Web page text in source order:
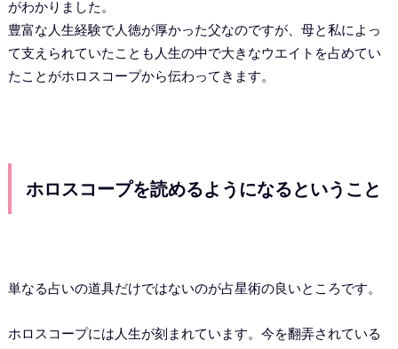
がわかりました。
豊富な人生経験で人徳が厚かった父なのですが、母と私によっ
て支えられていたことも人生の中で大きなウエイトを占めてい
たことがホロスコープから伝わってきます。
ホロスコープを読めるようになるということ
単なる占いの道具だけではないのが占星術の良いところです。
ホロスコープには人生が刻まれています。今を翻弄されている